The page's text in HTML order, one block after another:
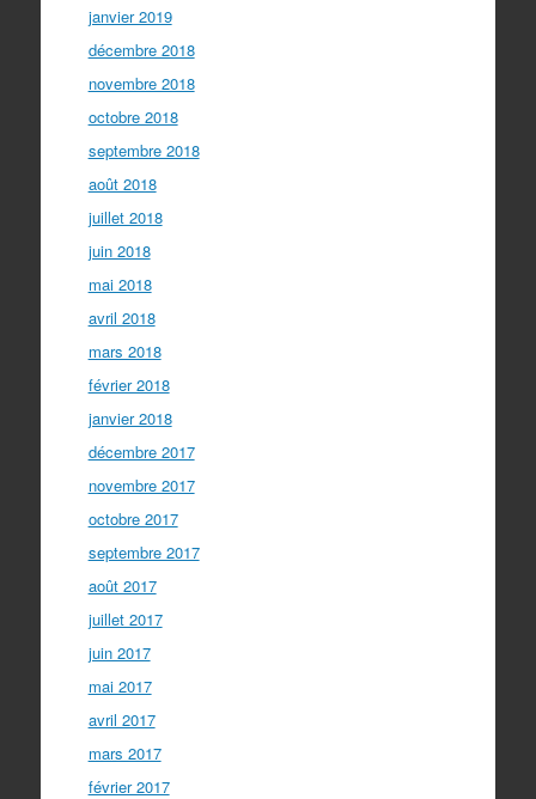
janvier 2019
décembre 2018
novembre 2018
octobre 2018
septembre 2018
août 2018
juillet 2018
juin 2018
mai 2018
avril 2018
mars 2018
février 2018
janvier 2018
décembre 2017
novembre 2017
octobre 2017
septembre 2017
août 2017
juillet 2017
juin 2017
mai 2017
avril 2017
mars 2017
février 2017